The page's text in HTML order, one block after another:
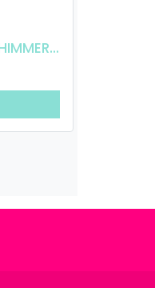
MISUCKA - DUAL SHIMMER PETAL GLOW